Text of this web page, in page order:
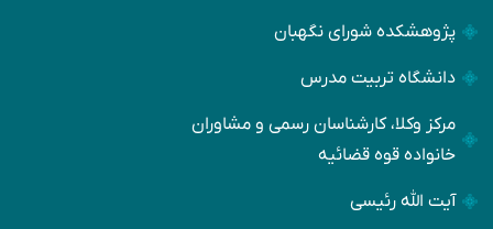
پژوهشکده شورای نگهبان
دانشگاه تربیت مدرس
مرکز وکلا، کارشناسان رسمی و مشاوران
خانواده قوه قضائیه
آیت الله رئیسی